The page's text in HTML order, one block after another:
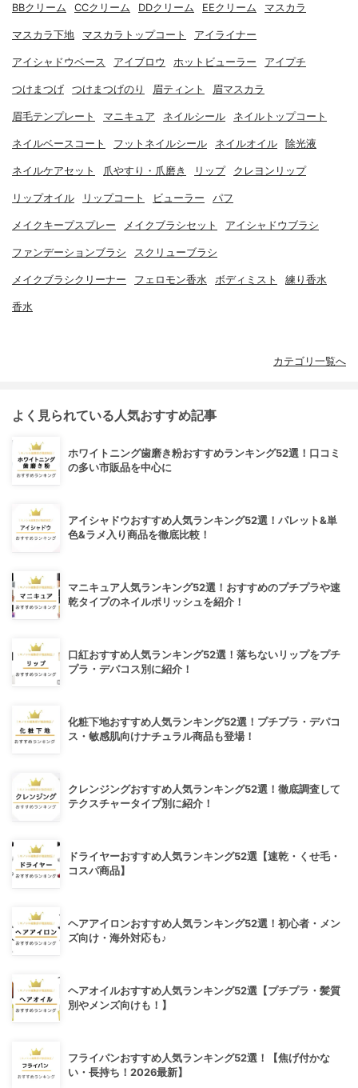
BBクリーム CCクリーム DDクリーム EEクリーム マスカラ
マスカラ下地 マスカラトップコート アイライナー
アイシャドウベース アイブロウ ホットビューラー アイプチ
つけまつげ つけまつげのり 眉ティント 眉マスカラ
眉毛テンプレート マニキュア ネイルシール ネイルトップコート
ネイルベースコート フットネイルシール ネイルオイル 除光液
ネイルケアセット 爪やすり・爪磨き リップ クレヨンリップ
リップオイル リップコート ビューラー パフ
メイクキープスプレー メイクブラシセット アイシャドウブラシ
ファンデーションブラシ スクリューブラシ
メイクブラシクリーナー フェロモン香水 ボディミスト 練り香水
香水
カテゴリ一覧へ
よく見られている人気おすすめ記事
ホワイトニング歯磨き粉おすすめランキング52選！口コミ
の多い市販品を中心に
アイシャドウおすすめ人気ランキング52選！パレット&単
色&ラメ入り商品を徹底比較！
マニキュア人気ランキング52選！おすすめのプチプラや速
乾タイプのネイルポリッシュを紹介！
口紅おすすめ人気ランキング52選！落ちないリップをプチ
プラ・デパコス別に紹介！
化粧下地おすすめ人気ランキング52選！プチプラ・デパコ
ス・敏感肌向けナチュラル商品も登場！
クレンジングおすすめ人気ランキング52選！徹底調査して
テクスチャータイプ別に紹介！
ドライヤーおすすめ人気ランキング52選【速乾・くせ毛・
コスパ商品】
ヘアアイロンおすすめ人気ランキング52選！初心者・メン
ズ向け・海外対応も♪
ヘアオイルおすすめ人気ランキング52選【プチプラ・髪質
別やメンズ向けも！】
フライパンおすすめ人気ランキング52選！【焦げ付かな
い・長持ち！2026最新】